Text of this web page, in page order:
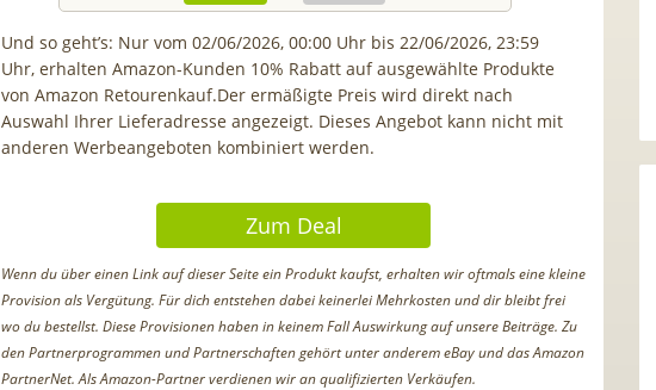
Und so geht’s: Nur vom 02/06/2026, 00:00 Uhr bis 22/06/2026, 23:59
Uhr, erhalten Amazon-Kunden 10% Rabatt auf ausgewählte Produkte
von Amazon Retourenkauf.Der ermäßigte Preis wird direkt nach
Auswahl Ihrer Lieferadresse angezeigt. Dieses Angebot kann nicht mit
anderen Werbeangeboten kombiniert werden.
Zum Deal
Wenn du über einen Link auf dieser Seite ein Produkt kaufst, erhalten wir oftmals eine kleine
Provision als Vergütung. Für dich entstehen dabei keinerlei Mehrkosten und dir bleibt frei
wo du bestellst. Diese Provisionen haben in keinem Fall Auswirkung auf unsere Beiträge. Zu
den Partnerprogrammen und Partnerschaften gehört unter anderem eBay und das Amazon
PartnerNet. Als Amazon-Partner verdienen wir an qualifizierten Verkäufen.
[93€ vs. Idealo!] Gratis Pixel
Buds! 😮 Google Pixel 10a für
19€ + 20GB Vodafone 5G Allnet
Anker SOLIX Solarbank E1600
Gen2 🔋 1600Wh mit integr. 0W